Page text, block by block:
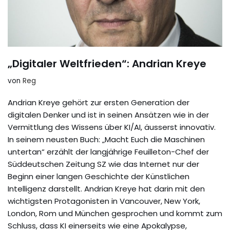
„Digitaler Weltfrieden“: Andrian Kreye
von Reg
Andrian Kreye gehört zur ersten Generation der
digitalen Denker und ist in seinen Ansätzen wie in der
Vermittlung des Wissens über KI/AI, äusserst innovativ.
In seinem neusten Buch: „Macht Euch die Maschinen
untertan“ erzählt der langjährige Feuilleton-Chef der
Süddeutschen Zeitung SZ wie das Internet nur der
Beginn einer langen Geschichte der Künstlichen
Intelligenz darstellt. Andrian Kreye hat darin mit den
wichtigsten Protagonisten in Vancouver, New York,
London, Rom und München gesprochen und kommt zum
Schluss, dass KI einerseits wie eine Apokalypse,